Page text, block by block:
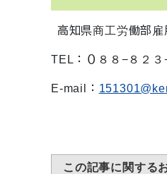
高知県商工労働部
TEL：０８８−８２
E-mail：
この記事に関する